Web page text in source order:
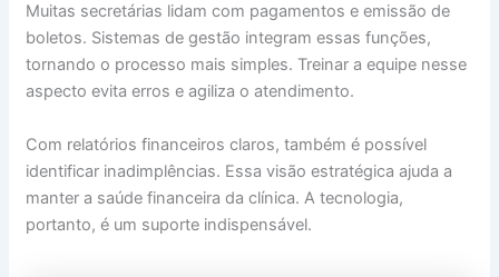
Muitas secretárias lidam com pagamentos e emissão de
boletos. Sistemas de gestão integram essas funções,
tornando o processo mais simples. Treinar a equipe nesse
aspecto evita erros e agiliza o atendimento.
Com relatórios financeiros claros, também é possível
identificar inadimplências. Essa visão estratégica ajuda a
manter a saúde financeira da clínica. A tecnologia,
portanto, é um suporte indispensável.